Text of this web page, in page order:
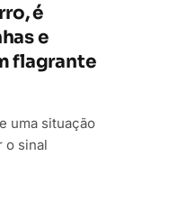
é
e
flagrante
uma situação
o sinal